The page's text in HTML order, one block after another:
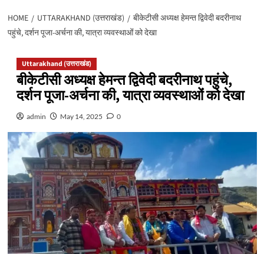
HOME UTTARAKHAND (उत्तराखंड)
बीकेटीसी अध्यक्ष हेमन्त द्विवेदी बदरीनाथ
पहुंचे, दर्शन पूजा-अर्चना की, यात्रा व्यवस्थाओंं को देखा
Uttarakhand (उत्तराखंड)
बीकेटीसी अध्यक्ष हेमन्त द्विवेदी बदरीनाथ पहुंचे,
दर्शन पूजा-अर्चना की, यात्रा व्यवस्थाओंं को देखा
admin May 14, 2025 0